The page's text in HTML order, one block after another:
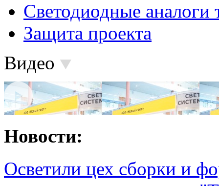
Светодиодные аналоги
Защита проекта
Видео
Новости:
Осветили цех сборки и